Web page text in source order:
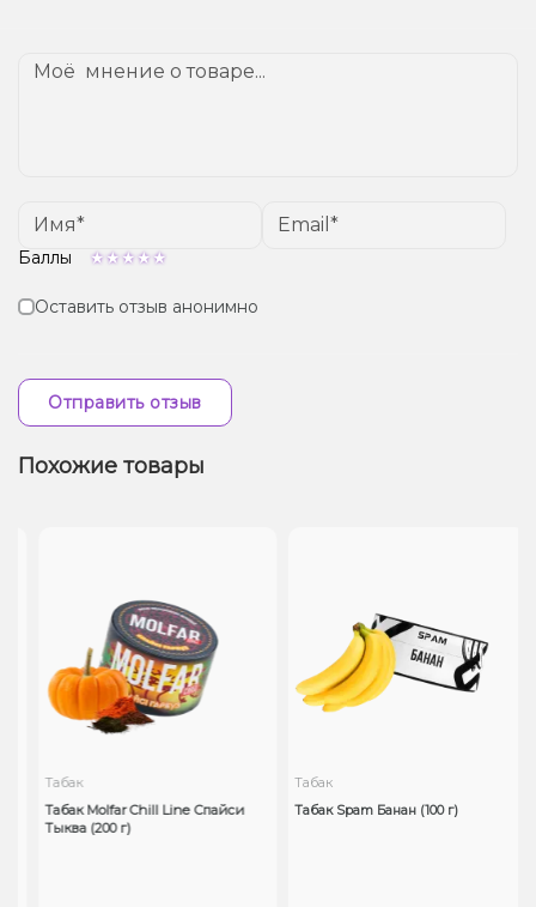
Баллы
Оставить отзыв анонимно
Отправить отзыв
Похожие товары
Табак
Табак Molfar Chill Line Спайси
Тыква (200 г)
Табак
Табак Spam Банан (100 г)